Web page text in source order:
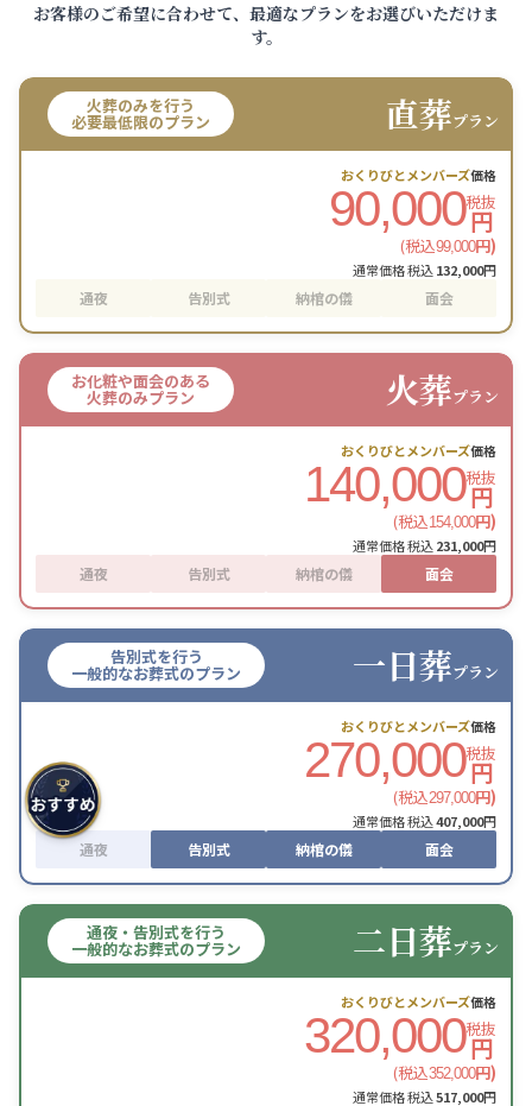
お客様のご希望に合わせて、最適なプランをお選びいただけま
す。
火葬のみを行う
必要最低限のプラン 直葬プラン
おくりびとメンバーズ価格
90,000税抜
円
(税込99,000円)
通常価格 税込132,000円
通夜 告別式 納棺の儀 面会
お化粧や面会のある
火葬のみプラン 火葬プラン
おくりびとメンバーズ価格
140,000税抜
円
(税込154,000円)
通常価格 税込231,000円
通夜 告別式 納棺の儀 面会
告別式を行う
一般的なお葬式のプラン 一日葬プラン
おくりびとメンバーズ価格
270,000税抜
円
(税込297,000円)
通常価格 税込407,000円
通夜 告別式 納棺の儀 面会
通夜・告別式を行う
一般的なお葬式のプラン 二日葬プラン
おくりびとメンバーズ価格
320,000税抜
円
(税込352,000円)
通常価格 税込517,000円